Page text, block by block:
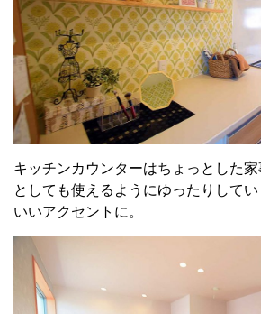
キッチンカウンターはちょっとした
としても使えるようにゆったりして
いいアクセントに。